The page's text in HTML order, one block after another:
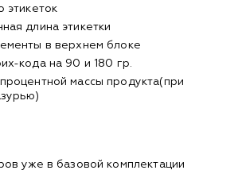
этикеток
длина этикетки
в верхнем блоке
кода на 90 и 180 гр.
массы продукта(при
уже в базовой комплектации